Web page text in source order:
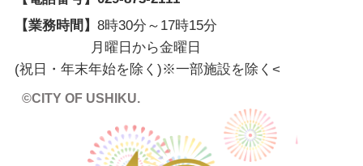
【業務時間】 8時30分～17時15分
月曜日から金曜日
(祝日・年末年始を除く)※一部施設を除く <
©CITY OF USHIKU.